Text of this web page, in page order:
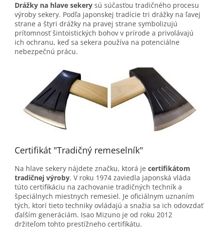
Drážky na hlave sekery sú súčasťou tradičného procesu
výroby sekery. Podľa japonskej tradície tri drážky na ľavej
strane a štyri drážky na pravej strane symbolizujú
prítomnosť šintoistických bohov v prírode a privolávajú
ich ochranu, keď sa sekera používa na potenciálne
nebezpečnú prácu.
Certifikát "Tradičný remeselník"
Na hlave sekery nájdete značku, ktorá je certifikátom
tradičnej výroby. V roku 1974 zaviedla japonská vláda
túto certifikáciu na zachovanie tradičných techník a
špeciálnych miestnych remesiel. Je oficiálnym uznaním
tých, ktorí tieto techniky ovládajú a snažia sa ich odovzdať
ďalším generáciám. Isao Mizuno je od roku 2012
držiteľom tohto prestížneho certifikátu.